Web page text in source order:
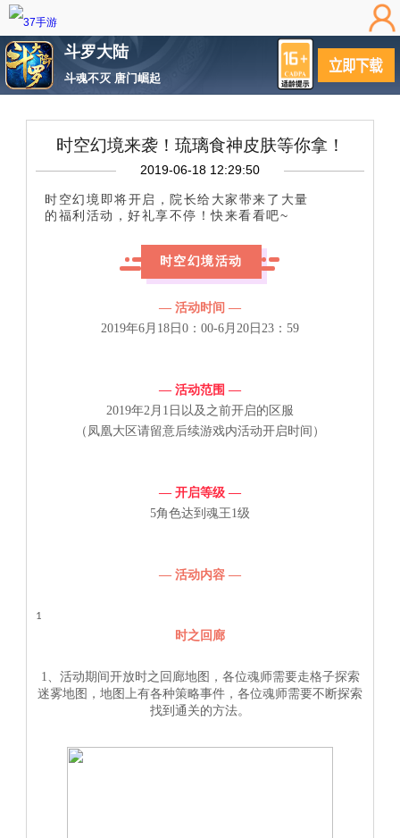
斗罗大陆
斗魂不灭 唐门崛起
时空幻境来袭！琉璃食神皮肤等你拿！
2019-06-18 12:29:50
时空幻境即将开启，院长给大家带来了大量
的福利活动，好礼享不停！快来看看吧~
时空幻境活动
— 活动时间 —
2019年6月18日0：00-6月20日23：59
— 活动范围 —
2019年2月1日以及之前开启的区服
（凤凰大区请留意后续游戏内活动开启时间）
— 开启等级 —
5角色达到魂王1级
— 活动内容 —
1
时之回廊
1、活动期间开放时之回廊地图，各位魂师需要走格子探索
迷雾地图，地图上有各种策略事件，各位魂师需要不断探索
找到通关的方法。